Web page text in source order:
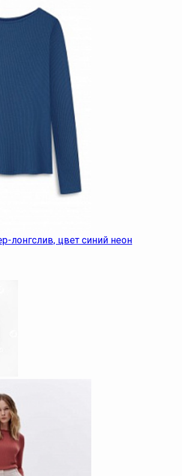
лонгслив, цвет синий неон